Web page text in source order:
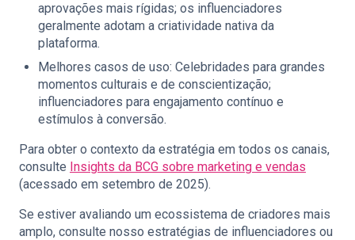
aprovações mais rígidas; os influenciadores
geralmente adotam a criatividade nativa da
plataforma.
Melhores casos de uso: Celebridades para grandes
momentos culturais e de conscientização;
influenciadores para engajamento contínuo e
estímulos à conversão.
Para obter o contexto da estratégia em todos os canais,
consulte Insights da BCG sobre marketing e vendas
(acessado em setembro de 2025).
Se estiver avaliando um ecossistema de criadores mais
amplo, consulte nosso estratégias de influenciadores ou